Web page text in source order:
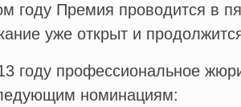
году Премия проводится в
уже открыт и
году профессиональное
номинациям: